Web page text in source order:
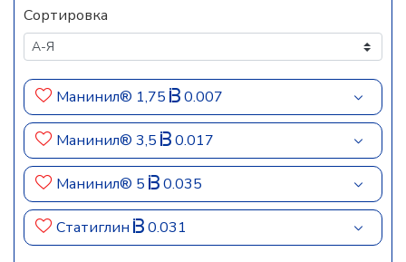
Сортировка
Манинил® 1,75 0.007
Манинил® 3,5 0.017
Манинил® 5 0.035
Статиглин 0.031